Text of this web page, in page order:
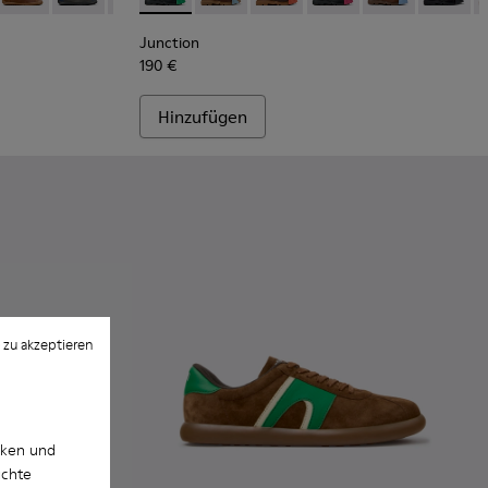
und
akzeptieren
Junction
190 €
Hinzufügen